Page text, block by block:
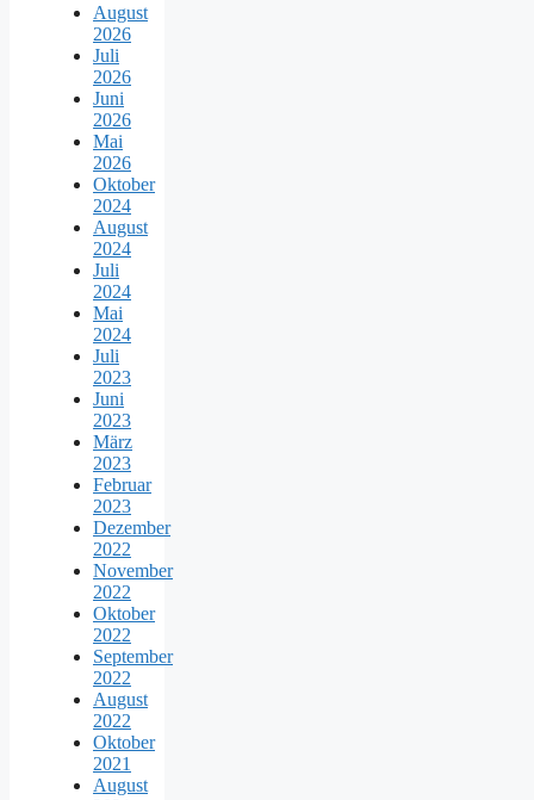
August
2026
Juli
2026
Juni
2026
Mai
2026
Oktober
2024
August
2024
Juli
2024
Mai
2024
Juli
2023
Juni
2023
März
2023
Februar
2023
Dezember
2022
November
2022
Oktober
2022
September
2022
August
2022
Oktober
2021
August